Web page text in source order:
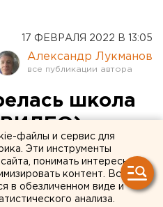
17 ФЕВРАЛЯ 2022 В 13:05
Александр Лукманов
школа
файлы и сервис для
Эти инструменты
понимать интересы
контент. Вся
в обезличенном виде и
анализа.